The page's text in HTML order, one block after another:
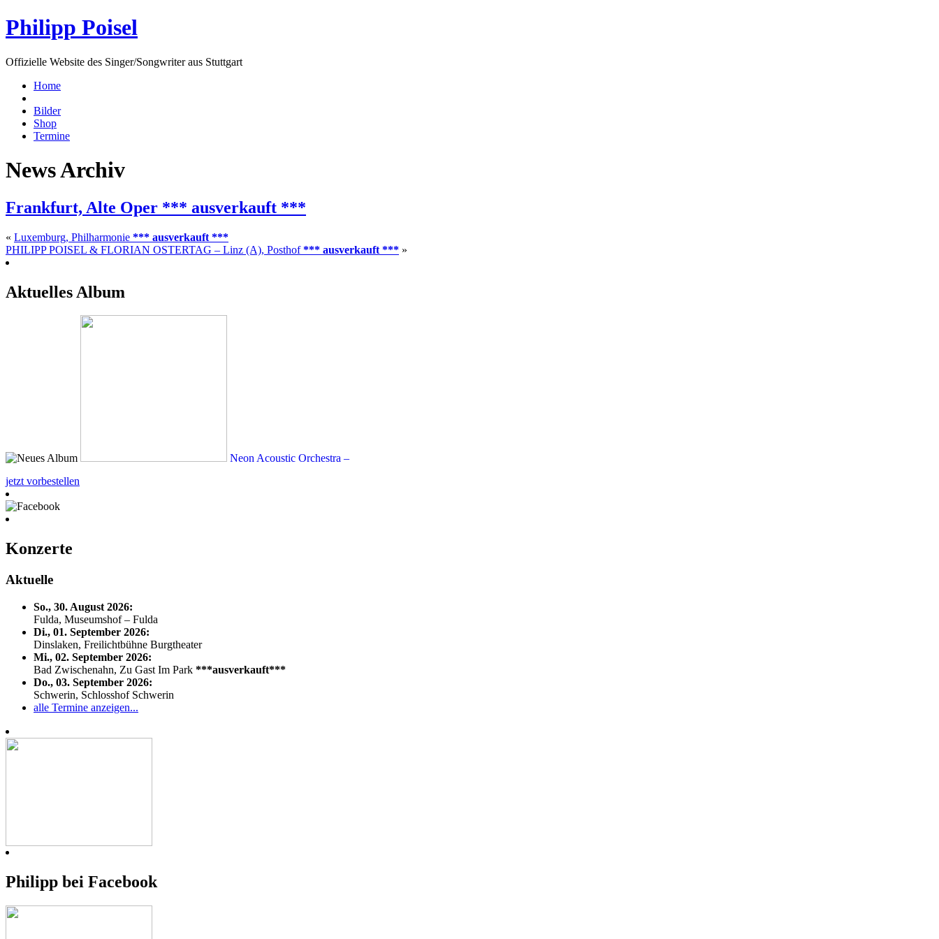
Philipp Poisel
Offizielle Website des Singer/Songwriter aus Stuttgart
Home
Bilder
Shop
Termine
News Archiv
Frankfurt, Alte Oper *** ausverkauft ***
« Luxemburg, Philharmonie *** ausverkauft ***
PHILIPP POISEL & FLORIAN OSTERTAG – Linz (A), Posthof*** ausverkauft *** »
Aktuelles Album
Neon Acoustic Orchestra –
jetzt vorbestellen
Konzerte
Aktuelle
So., 30. August 2026:
Fulda, Museumshof – Fulda
Di., 01. September 2026:
Dinslaken, Freilichtbühne Burgtheater
Mi., 02. September 2026:
Bad Zwischenahn, Zu Gast Im Park ***ausverkauft***
Do., 03. September 2026:
Schwerin, Schlosshof Schwerin
alle Termine anzeigen...
Philipp bei Facebook